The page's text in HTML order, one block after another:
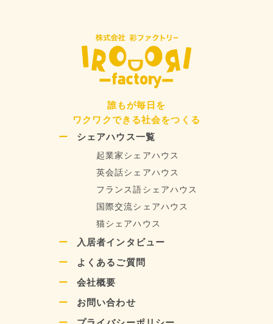
誰もが毎日を
ワクワクできる社会をつくる
シェアハウス一覧
起業家シェアハウス
英会話シェアハウス
フランス語シェアハウス
国際交流シェアハウス
猫シェアハウス
入居者インタビュー
よくあるご質問
会社概要
お問い合わせ